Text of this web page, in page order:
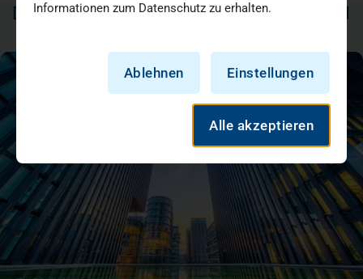
DAS KÖNNTE SIE AUCH INTERESSIEREN
Informationen zum Datenschutz zu erhalten.
Ablehnen Einstellungen
Alle akzeptieren